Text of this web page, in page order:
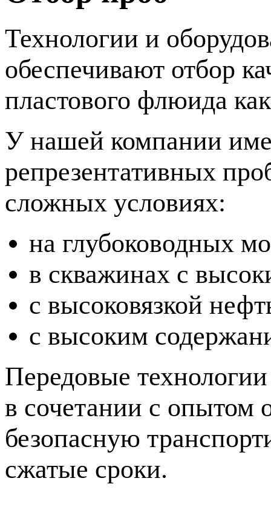
Технологии и
обеспечивают отбор
пластового флюида
У нашей компании
репрезентативных
сложных условиях:
на глубоководных
в скважинах с
с высоковязкой
с высоким
Передовые
в сочетании с опытом
безопасную
сжатые сроки.